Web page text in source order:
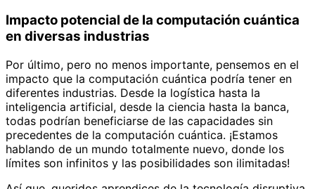
Impacto potencial de la computación cuántica
en diversas industrias
Por último, pero no menos importante, pensemos en el
impacto que la computación cuántica podría tener en
diferentes industrias. Desde la logística hasta la
inteligencia artificial, desde la ciencia hasta la banca,
todas podrían beneficiarse de las capacidades sin
precedentes de la computación cuántica. ¡Estamos
hablando de un mundo totalmente nuevo, donde los
límites son infinitos y las posibilidades son ilimitadas!